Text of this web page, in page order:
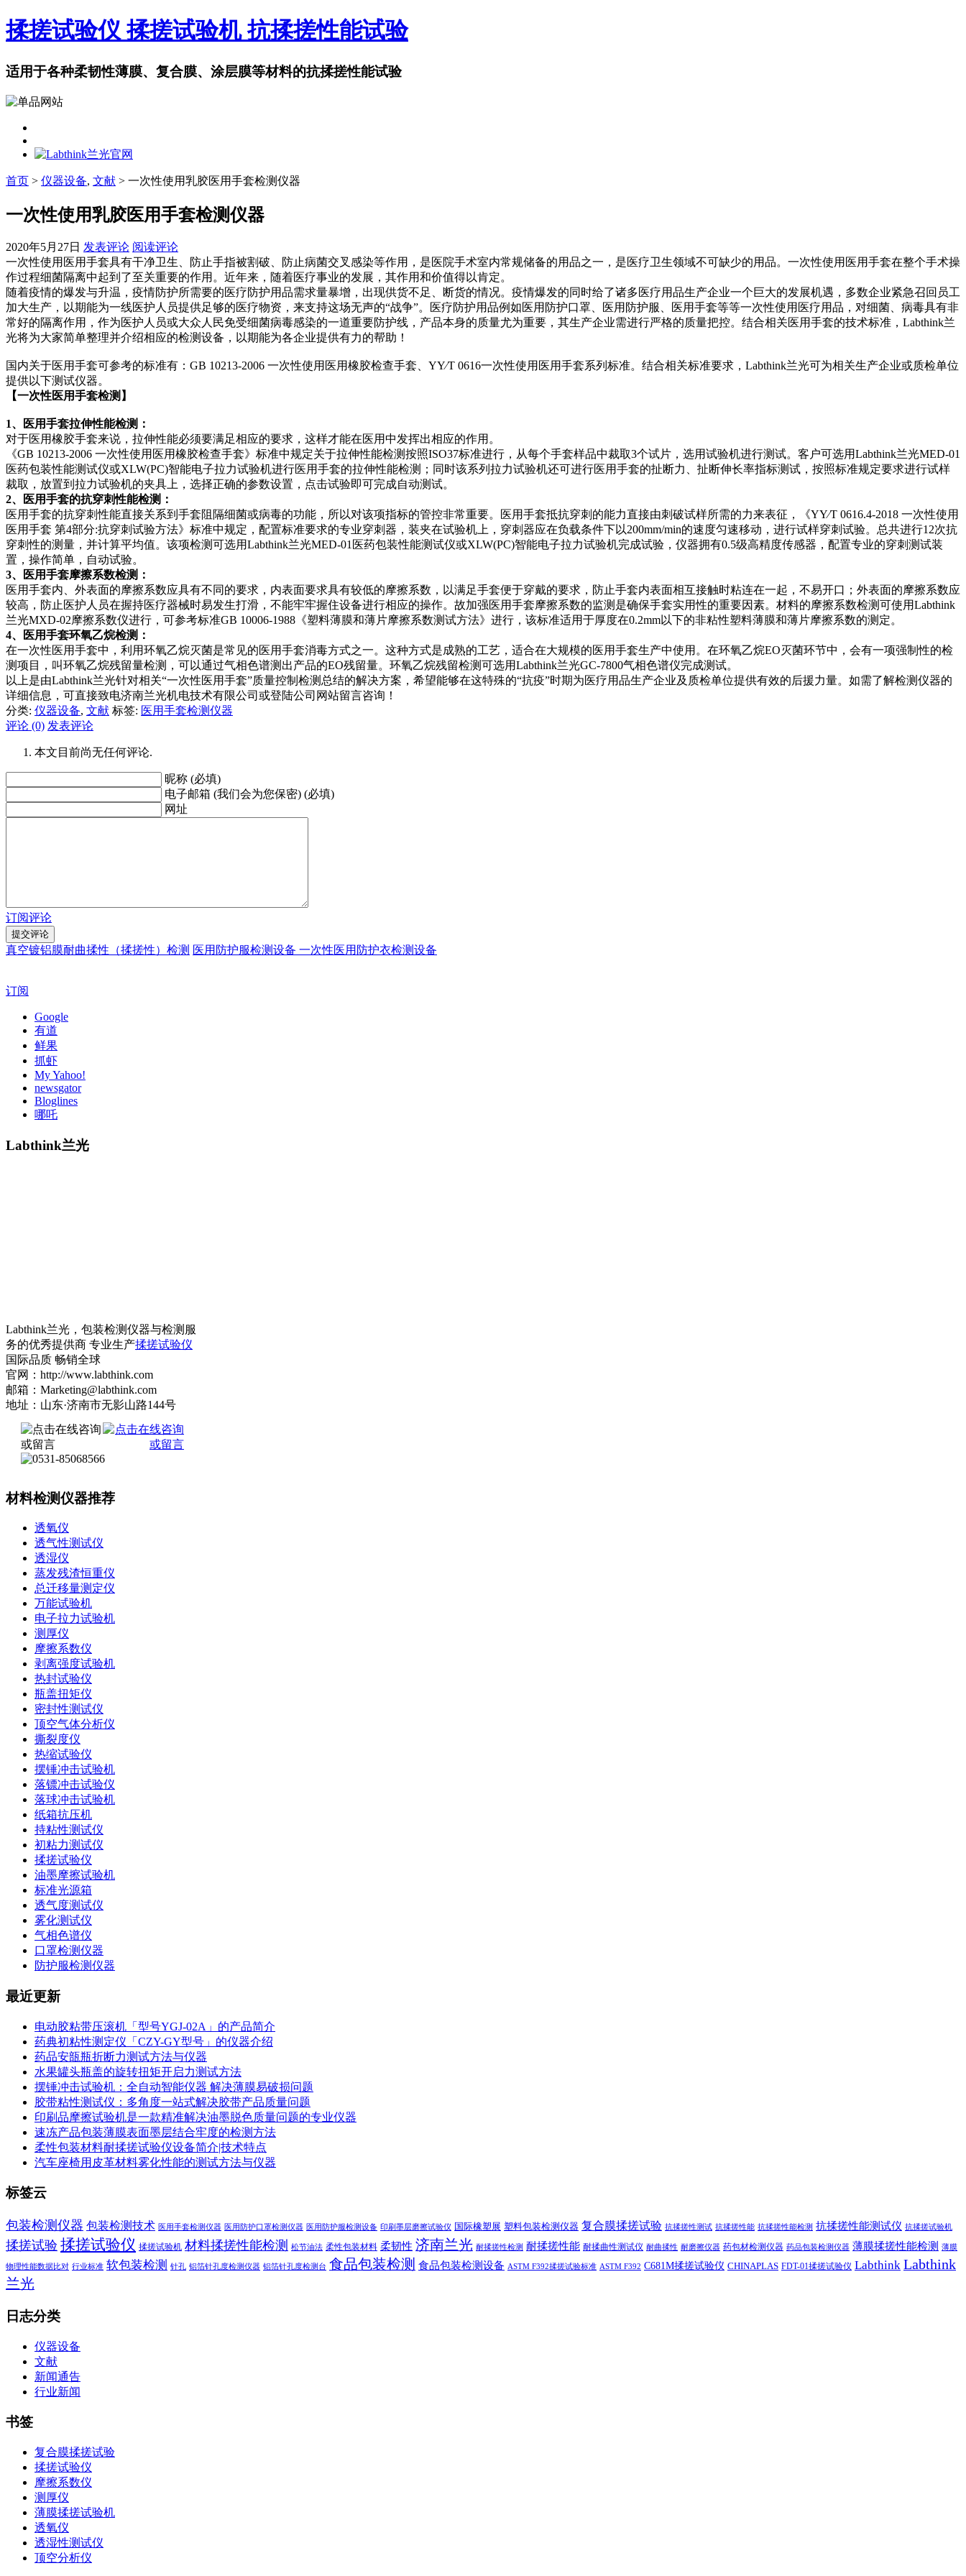
揉搓试验仪 揉搓试验机 抗揉搓性能试验
适用于各种柔韧性薄膜、复合膜、涂层膜等材料的抗揉搓性能试验
首页 > 仪器设备, 文献 > 一次性使用乳胶医用手套检测仪器
一次性使用乳胶医用手套检测仪器
2020年5月27日 发表评论 阅读评论
一次性使用医用手套具有干净卫生、防止手指被割破、防止病菌交叉感染等作用，是医院手术室内常规储备的用品之一，是医疗卫生领域不可缺少的用品。一次性使用医用手套在整个手术操
作过程细菌隔离中起到了至关重要的作用。近年来，随着医疗事业的发展，其作用和价值得以肯定。
随着疫情的爆发与升温，疫情防护所需要的医疗防护用品需求量暴增，出现供货不足、断货的情况。疫情爆发的同时给了诸多医疗用品生产企业一个巨大的发展机遇，多数企业紧急召回员工
加大生产，以期能为一线医护人员提供足够的医疗物资，来支持这场无声的“战争”。医疗防护用品例如医用防护口罩、医用防护服、医用手套等等一次性使用医疗用品，对细菌、病毒具有非
常好的隔离作用，作为医护人员或大众人民免受细菌病毒感染的一道重要防护线，产品本身的质量尤为重要，其生产企业需进行严格的质量把控。结合相关医用手套的技术标准，Labthink兰
光将为大家简单整理并介绍相应的检测设备，以期能为各企业提供有力的帮助！
国内关于医用手套可参考的标准有：GB 10213-2006 一次性使用医用橡胶检查手套、YY∕T 0616一次性使用医用手套系列标准。结合相关标准要求，Labthink兰光可为相关生产企业或质检单位
提供以下测试仪器。
【一次性医用手套检测】
1、医用手套拉伸性能检测：
对于医用橡胶手套来说，拉伸性能必须要满足相应的要求，这样才能在医用中发挥出相应的作用。
《GB 10213-2006 一次性使用医用橡胶检查手套》标准中规定关于拉伸性能检测按照ISO37标准进行，从每个手套样品中裁取3个试片，选用试验机进行测试。客户可选用Labthink兰光MED-01
医药包装性能测试仪或XLW(PC)智能电子拉力试验机进行医用手套的拉伸性能检测；同时该系列拉力试验机还可进行医用手套的扯断力、扯断伸长率指标测试，按照标准规定要求进行试样
裁取，放置到拉力试验机的夹具上，选择正确的参数设置，点击试验即可完成自动测试。
2、医用手套的抗穿刺性能检测：
医用手套的抗穿刺性能直接关系到手套阻隔细菌或病毒的功能，所以对该项指标的管控非常重要。医用手套抵抗穿刺的能力直接由刺破试样所需的力来表征，《YY∕T 0616.4-2018 一次性使用
医用手套 第4部分:抗穿刺试验方法》标准中规定，配置标准要求的专业穿刺器，装夹在试验机上，穿刺器应在负载条件下以200mm/min的速度匀速移动，进行试样穿刺试验。总共进行12次抗
穿刺性的测量，并计算平均值。该项检测可选用Labthink兰光MED-01医药包装性能测试仪或XLW(PC)智能电子拉力试验机完成试验，仪器拥有0.5级高精度传感器，配置专业的穿刺测试装
置，操作简单，自动试验。
3、医用手套摩擦系数检测：
医用手套内、外表面的摩擦系数应具有不同的要求，内表面要求具有较低的摩擦系数，以满足手套便于穿戴的要求，防止手套内表面相互接触时粘连在一起，不易开口；外表面的摩擦系数应
较高，防止医护人员在握持医疗器械时易发生打滑，不能牢牢握住设备进行相应的操作。故加强医用手套摩擦系数的监测是确保手套实用性的重要因素。材料的摩擦系数检测可使用Labthink
兰光MXD-02摩擦系数仪进行，可参考标准GB 10006-1988《塑料薄膜和薄片摩擦系数测试方法》进行，该标准适用于厚度在0.2mm以下的非粘性塑料薄膜和薄片摩擦系数的测定。
4、医用手套环氧乙烷检测：
在一次性医用手套中，利用环氧乙烷灭菌是常见的医用手套消毒方式之一。这种方式是成熟的工艺，适合在大规模的医用手套生产中使用。在环氧乙烷EO灭菌环节中，会有一项强制性的检
测项目，叫环氧乙烷残留量检测，可以通过气相色谱测出产品的EO残留量。环氧乙烷残留检测可选用Labthink兰光GC-7800气相色谱仪完成测试。
以上是由Labthink兰光针对相关“一次性医用手套”质量控制检测总结的解决方案，希望能够在这特殊的“抗疫”时期为医疗用品生产企业及质检单位提供有效的后援力量。如需了解检测仪器的
详细信息，可直接致电济南兰光机电技术有限公司或登陆公司网站留言咨询！
分类: 仪器设备, 文献 标签: 医用手套检测仪器
评论 (0) 发表评论
本文目前尚无任何评论.
昵称 (必填)
电子邮箱 (我们会为您保密) (必填)
网址
订阅评论
真空镀铝膜耐曲揉性（揉搓性）检测 医用防护服检测设备 一次性医用防护衣检测设备
订阅
Google
有道
鲜果
抓虾
My Yahoo!
newsgator
Bloglines
哪吒
Labthink兰光
Labthink兰光，包装检测仪器与检测服
务的优秀提供商 专业生产揉搓试验仪
国际品质 畅销全球
官网：http://www.labthink.com
邮箱：Marketing@labthink.com
地址：山东·济南市无影山路144号
材料检测仪器推荐
透氧仪
透气性测试仪
透湿仪
蒸发残渣恒重仪
总迁移量测定仪
万能试验机
电子拉力试验机
测厚仪
摩擦系数仪
剥离强度试验机
热封试验仪
瓶盖扭矩仪
密封性测试仪
顶空气体分析仪
撕裂度仪
热缩试验仪
摆锤冲击试验机
落镖冲击试验仪
落球冲击试验机
纸箱抗压机
持粘性测试仪
初粘力测试仪
揉搓试验仪
油墨摩擦试验机
标准光源箱
透气度测试仪
雾化测试仪
气相色谱仪
口罩检测仪器
防护服检测仪器
最近更新
电动胶粘带压滚机「型号YGJ-02A」的产品简介
药典初粘性测定仪「CZY-GY型号」的仪器介绍
药品安瓿瓶折断力测试方法与仪器
水果罐头瓶盖的旋转扭矩开启力测试方法
摆锤冲击试验机：全自动智能仪器 解决薄膜易破损问题
胶带粘性测试仪：多角度一站式解决胶带产品质量问题
印刷品摩擦试验机是一款精准解决油墨脱色质量问题的专业仪器
速冻产品包装薄膜表面墨层结合牢度的检测方法
柔性包装材料耐揉搓试验仪设备简介|技术特点
汽车座椅用皮革材料雾化性能的测试方法与仪器
标签云
包装检测仪器 包装检测技术 医用手套检测仪器 医用防护口罩检测仪器 医用防护服检测设备 印刷墨层磨擦试验仪 国际橡塑展 塑料包装检测仪器 复合膜揉搓试验 抗揉搓性测试 抗揉搓性能 抗揉搓性能检测 抗揉搓性能测试仪 抗揉搓试验机
揉搓试验 揉搓试验仪 揉搓试验机 材料揉搓性能检测 松节油法 柔性包装材料 柔韧性 济南兰光 耐揉搓性检测 耐揉搓性能 耐揉曲性测试仪 耐曲揉性 耐磨擦仪器 药包材检测仪器 药品包装检测仪器 薄膜揉搓性能检测 薄膜
物理性能数据比对 行业标准 软包装检测 针孔 铝箔针孔度检测仪器 铝箔针孔度检测台 食品包装检测 食品包装检测设备 ASTM F392揉搓试验标准 ASTM F392 C681M揉搓试验仪 CHINAPLAS FDT-01揉搓试验仪 Labthink Labthink
兰光
日志分类
仪器设备
文献
新闻通告
行业新闻
书签
复合膜揉搓试验
揉搓试验仪
摩擦系数仪
测厚仪
薄膜揉搓试验机
透氧仪
透湿性测试仪
顶空分析仪